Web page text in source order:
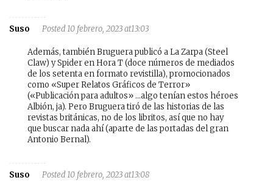
Suso Posted 10 febrero, 2023 at13:03
Además, también Bruguera publicó a La Zarpa (Steel
Claw) y Spider en Hora T (doce números de mediados
de los setenta en formato revistilla), promocionados
como «Super Relatos Gráficos de Terror»
(«Publicación para adultos» …algo tenían estos héroes
Albión, ja). Pero Bruguera tiró de las historias de las
revistas británicas, no de los libritos, así que no hay
que buscar nada ahí (aparte de las portadas del gran
Antonio Bernal).
Suso Posted 10 febrero, 2023 at13:08